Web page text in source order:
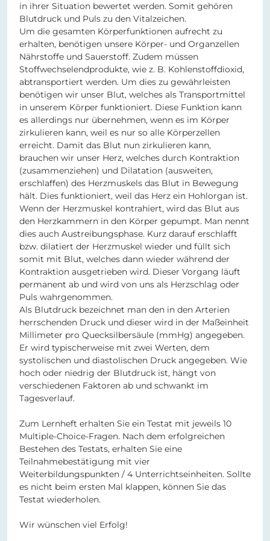
in ihrer Situation bewertet werden. Somit gehören
Blutdruck und Puls zu den Vitalzeichen.
Um die gesamten Körperfunktionen aufrecht zu
erhalten, benötigen unsere Körper- und Organzellen
Nährstoffe und Sauerstoff. Zudem müssen
Stoffwechselendprodukte, wie z. B. Kohlenstoffdioxid,
abtransportiert werden. Um dies zu gewährleisten
benötigen wir unser Blut, welches als Transportmittel
in unserem Körper funktioniert. Diese Funktion kann
es allerdings nur übernehmen, wenn es im Körper
zirkulieren kann, weil es nur so alle Körperzellen
erreicht. Damit das Blut nun zirkulieren kann,
brauchen wir unser Herz, welches durch Kontraktion
(zusammenziehen) und Dilatation (ausweiten,
erschlaffen) des Herzmuskels das Blut in Bewegung
hält. Dies funktioniert, weil das Herz ein Hohlorgan ist.
Wenn der Herzmuskel kontrahiert, wird das Blut aus
den Herzkammern in den Körper gepumpt. Man nennt
dies auch Austreibungsphase. Kurz darauf erschlafft
bzw. dilatiert der Herzmuskel wieder und füllt sich
somit mit Blut, welches dann wieder während der
Kontraktion ausgetrieben wird. Dieser Vorgang läuft
permanent ab und wird von uns als Herzschlag oder
Puls wahrgenommen.
Als Blutdruck bezeichnet man den in den Arterien
herrschenden Druck und dieser wird in der Maßeinheit
Millimeter pro Quecksilbersäule (mmHg) angegeben.
Er wird typischerweise mit zwei Werten, dem
systolischen und diastolischen Druck angegeben. Wie
hoch oder niedrig der Blutdruck ist, hängt von
verschiedenen Faktoren ab und schwankt im
Tagesverlauf.
Zum Lernheft erhalten Sie ein Testat mit jeweils 10
Multiple-Choice-Fragen. Nach dem erfolgreichen
Bestehen des Testats, erhalten Sie eine
Teilnahmebestätigung mit vier
Weiterbildungspunkten / 4 Unterrichtseinheiten. Sollte
es nicht beim ersten Mal klappen, können Sie das
Testat wiederholen.
Wir wünschen viel Erfolg!